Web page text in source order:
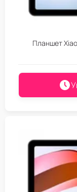
Планшет